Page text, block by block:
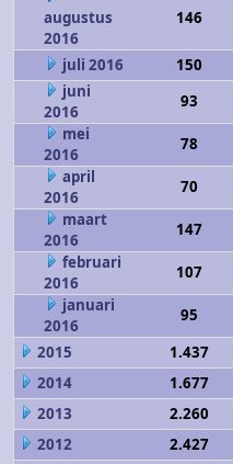
augustus
2016
146
juli 2016 150
juni
2016
93
mei
2016
78
april
2016
70
maart
2016
147
februari
2016
107
januari
2016
95
2015
1.437
2014
1.677
2013
2.260
2012
2.427